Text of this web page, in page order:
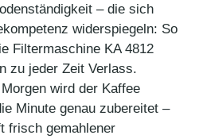
– die sich
widerspiegeln: So
Filtermaschine KA 4812
zu jeder Zeit Verlass.
wird der Kaffee
Minute genau zubereitet –
frisch gemahlener